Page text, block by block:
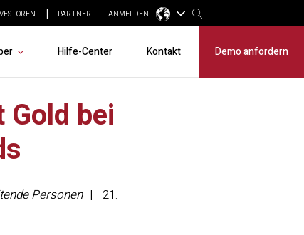
PARTNER ANMELDEN
Hilfe-Center Kontakt Demo anfordern
bei
Personen
21.